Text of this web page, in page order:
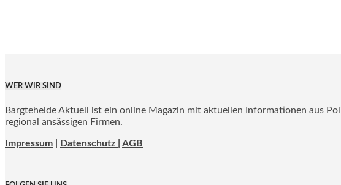
WER WIR SIND
Bargteheide Aktuell ist ein online Magazin mit aktuellen Informationen aus
regional ansässigen Firmen.
Impressum Datenschutz | AGB